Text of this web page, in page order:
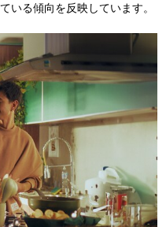
いる傾向を反映しています。